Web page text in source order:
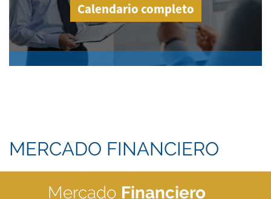
Calendario completo
MERCADO FINANCIERO
Mercado Financiero